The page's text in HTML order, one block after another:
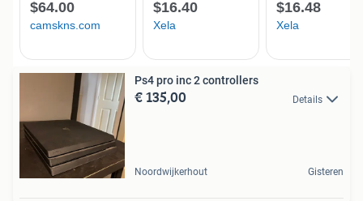
Ps4 pro inc 2 controllers
€ 135,00 Details
Noordwijkerhout Gisteren